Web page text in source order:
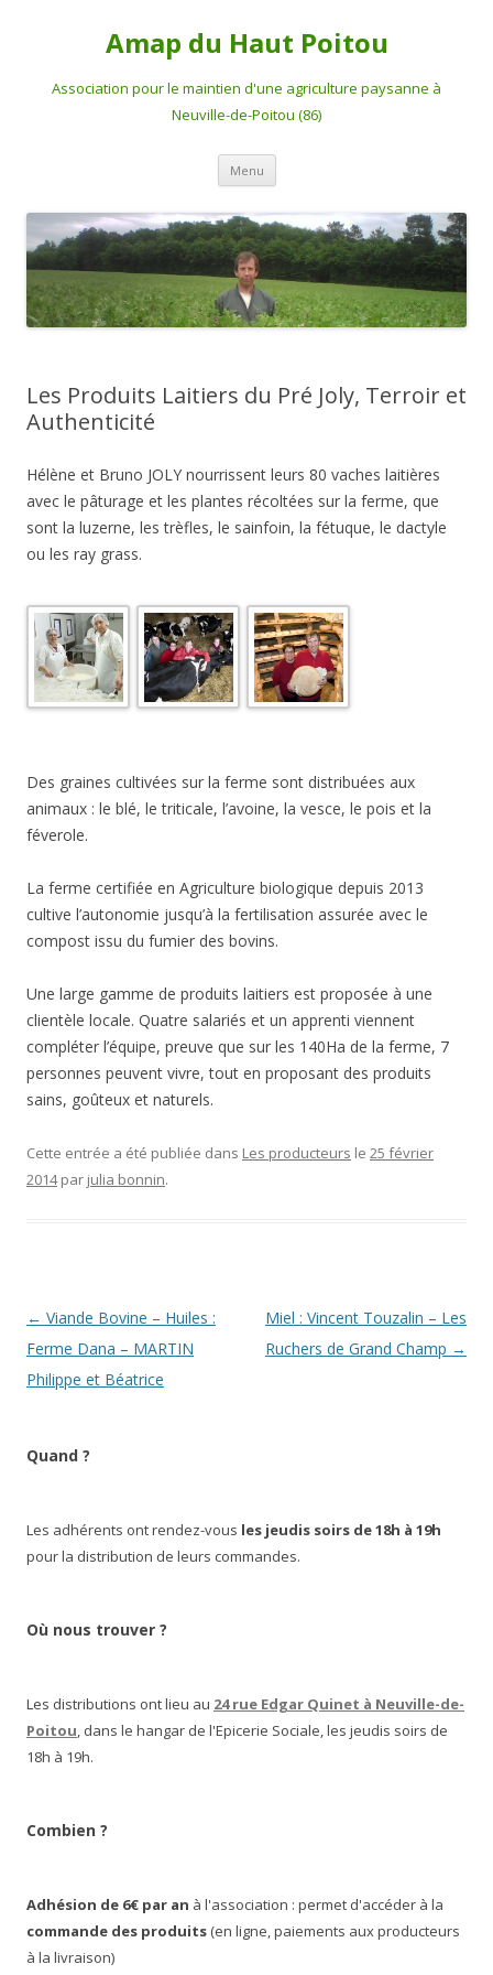
Amap du Haut Poitou
Association pour le maintien d'une agriculture paysanne à
Neuville-de-Poitou (86)
Menu Aller
contenu
Les Produits Laitiers du Pré Joly, Terroir et
Authenticité
Hélène et Bruno JOLY nourrissent leurs 80 vaches laitières
avec le pâturage et les plantes récoltées sur la ferme, que
sont la luzerne, les trèfles, le sainfoin, la fétuque, le dactyle
ou les ray grass.
Des graines cultivées sur la ferme sont distribuées aux
animaux : le blé, le triticale, l’avoine, la vesce, le pois et la
féverole.
La ferme certifiée en Agriculture biologique depuis 2013
cultive l’autonomie jusqu’à la fertilisation assurée avec le
compost issu du fumier des bovins.
Une large gamme de produits laitiers est proposée à une
clientèle locale. Quatre salariés et un apprenti viennent
compléter l’équipe, preuve que sur les 140Ha de la ferme, 7
personnes peuvent vivre, tout en proposant des produits
sains, goûteux et naturels.
Cette entrée a été publiée dans Les producteurs le 25 février
2014 par julia bonnin.
Navigation
des
articles
← Viande Bovine – Huiles :
Ferme Dana – MARTIN
Philippe et Béatrice
Miel : Vincent Touzalin – Les
Ruchers de Grand Champ →
Quand ?
Les adhérents ont rendez-vous les jeudis soirs de 18h à 19h
pour la distribution de leurs commandes.
Où nous trouver ?
Les distributions ont lieu au 24 rue Edgar Quinet à Neuville-de-
Poitou, dans le hangar de l'Epicerie Sociale, les jeudis soirs de
18h à 19h.
Combien ?
Adhésion de 6€ par an à l'association : permet d'accéder à la
commande des produits (en ligne, paiements aux producteurs
à la livraison)